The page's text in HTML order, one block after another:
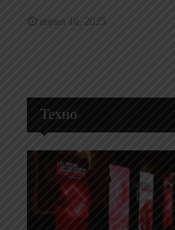
април 16, 2025
Техно